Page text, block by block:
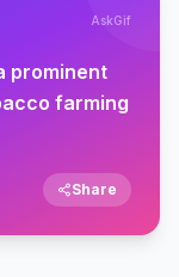
AskGif
prominent
farming
Share